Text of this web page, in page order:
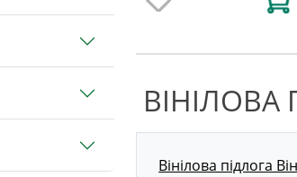
ВІНІЛОВА
Вінілова підлога